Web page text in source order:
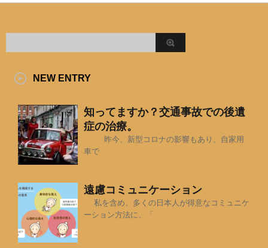
NEW ENTRY
知ってますか？交通事故での後遺
症の治療。
昨今、新型コロナの影響もあり、自家用
車で
遠慮コミュニケーション
私を含め、多くの日本人が得意なコミュニケ
ーション方法に、「